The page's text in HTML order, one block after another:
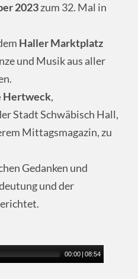
2023zum 32. Mal in
Haller Marktplatz
und Musik aus aller
Hertweck,
Stadt Schwäbisch Hall,
Mittagsmagazin, zu
Gedanken und
und der
00:00 | 08:54